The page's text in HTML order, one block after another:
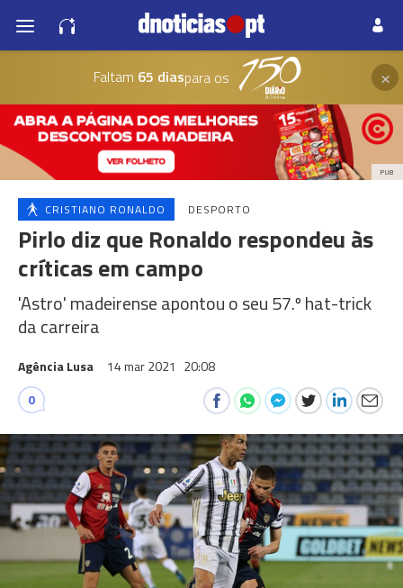
Faltam 65 diaspara os ×
PUB
CRISTIANO RONALDO DESPORTO
Pirlo diz que Ronaldo respondeu às
críticas em campo
'Astro' madeirense apontou o seu 57.º hat-trick
da carreira
Agência Lusa 14 mar 2021 20:08
0